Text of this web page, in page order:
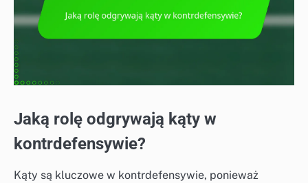
Jaką rolę odgrywają kąty w
kontrdefensywie?
Kąty są kluczowe w kontrdefensywie, ponieważ